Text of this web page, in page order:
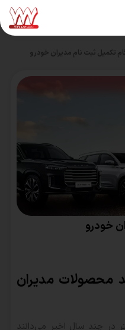
تکمیل ثبت نام مدیران خودرو
خودرو
محصولات مدیران
در چند سال اخیر می‌دانند